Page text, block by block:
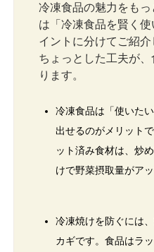
冷凍食品の魅力をも
は「冷凍食品を賢く
イントに分けてご紹介
ちょっとした工夫が
ります。
冷凍食品は「使いた
出せるのがメリット
ット済み食材は、炒
けで野菜摂取量がアッ
冷凍焼けを防ぐには
カギです。食品はラ